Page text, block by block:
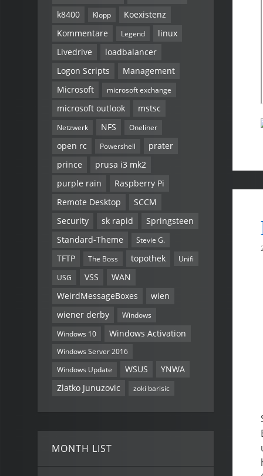
k8400
Klopp
Koexistenz
Kommentare
Legend
linux
Livedrive
loadbalancer
Logon Scripts
Management
Microsoft
microsoft exchange
microsoft outlook mstsc
Netzwerk NFS Oneliner
open rc Powershell
prater
prince
prusa i3 mk2
purple rain
Raspberry Pi
Remote Desktop
SCCM
Security
sk rapid
Springsteen
Standard-Theme
Stevie G.
TFTP The Boss topothek
Unifi
USG
VSS
WAN
WeirdMessageBoxes
wien
wiener derby
Windows
Windows 10
Windows Activation
Windows Server 2016
Windows Update
WSUS
YNWA
Zlatko Junuzovic
zoki barisic
MONTH LIST